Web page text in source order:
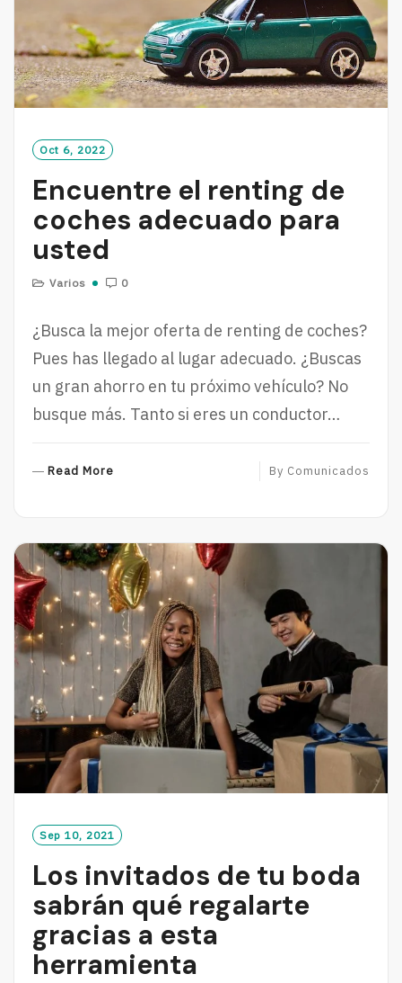
Oct 6, 2022
Encuentre el renting de
coches adecuado para
usted
Varios 0
¿Busca la mejor oferta de renting de coches?
Pues has llegado al lugar adecuado. ¿Buscas
un gran ahorro en tu próximo vehículo? No
busque más. Tanto si eres un conductor…
Read More
M
O
R
E
By Comunicados
Sep 10, 2021
Los invitados de tu boda
sabrán qué regalarte
gracias a esta
herramienta